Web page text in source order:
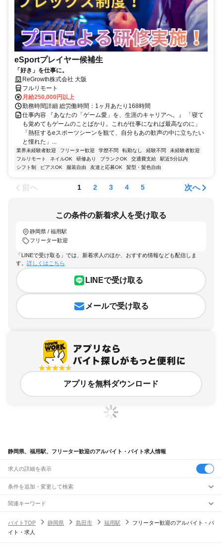
eSportプレイヤー候補生
「好き」を仕事に。
ReGrowth株式会社 大阪
フルリモート
月給250,000円以上
勤務時間詳細 総労働時間：1ヶ月あたり168時間
仕事内容 『あなたの「ゲーム愛」を、生涯のキャリアへ。』 「寝て
も覚めてもゲームのことばかり。これが仕事になれば最高なのに」
「熱狂するeスポーツシーンを観て、自分もあの歓声の中に立ちたい
と憧れた」...
業界未経験者歓迎 フリーター歓迎 学歴不問 転勤なし 経験不問
未経験者歓迎
フルリモート
ネイルOK 研修あり ブランクOK 交通費支給
駅近5分以内
シフト制
ピアスOK 服装自由 友達と応募OK 髪型・髪色自由
前へ 1 2 3 4 5 次へ
この条件の新着求人を受け取る
静岡県 / 福用駅
フリーター歓迎
「LINEで受け取る」では、新着求人のほか、おすすめ情報なども配信しま
す。 詳しくはこちら
LINEで受け取る
メールで受け取る
アプリを無料ダウンロード
静岡県、福用駅、フリーター歓迎のアルバイト・バイト求人情報
求人の詳細を表示
条件を追加・変更して検索
市区町村を追加・変更
静岡県すべて
静岡市
駅を追加・変更
職種を追加・変更
関連キーワード
バイトTOP
静岡県 島田市 福用駅
フリーター歓迎のアルバイト・バ
イト・求人